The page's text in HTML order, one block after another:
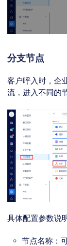
分支节点
客户呼入时，企
流，进入不同的
具体配置参数说
节点名称：